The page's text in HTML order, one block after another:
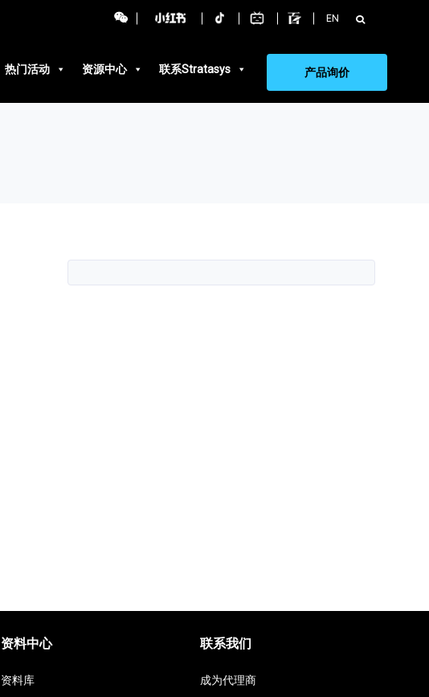
EN 搜
索：
热门活动 资源中心 联系Stratasys 产品询价
资料中心
资料库
联系我们
成为代理商